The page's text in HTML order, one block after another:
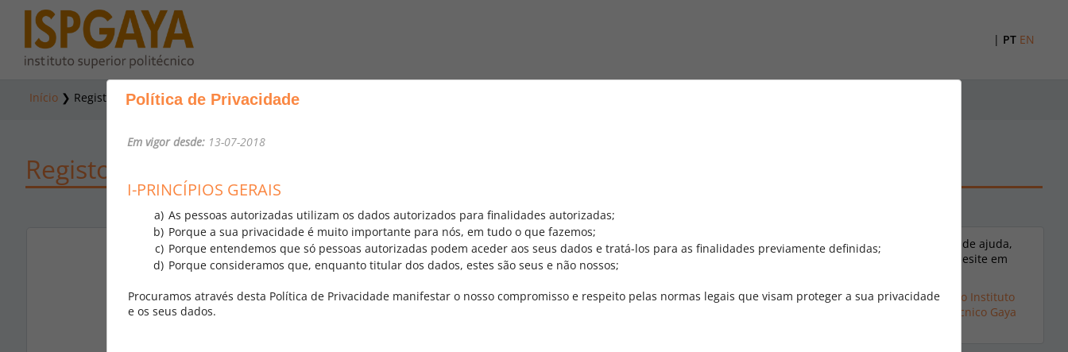
| PT EN
Início Registo
Registo On-line - Instituto Superior Politécnico Gaya (ISPGAYA)
*Registo: Por favor, indique os motivos do seu registo. Irá permitir encaminhá-lo directamente para os ecrãs
mais adequados após o registo:
Candidatura a Cursos
*Nome Completo:
Caso necessite de ajuda,
por favor não hesite em
Contactos do Instituto
Superior Politécnico Gaya
Política de Privacidade
Em vigor desde:13-07-2018
I-PRINCÍPIOS GERAIS
a) As pessoas autorizadas utilizam os dados autorizados para finalidades autorizadas;
b) Porque a sua privacidade é muito importante para nós, em tudo o que fazemos;
c) Porque entendemos que só pessoas autorizadas podem aceder aos seus dados e tratá-los para as finalidades previamente definidas;
d) Porque consideramos que, enquanto titular dos dados, estes são seus e não nossos;
Procuramos através desta Política de Privacidade manifestar o nosso compromisso e respeito pelas normas legais que visam proteger a sua privacidade
e os seus dados.